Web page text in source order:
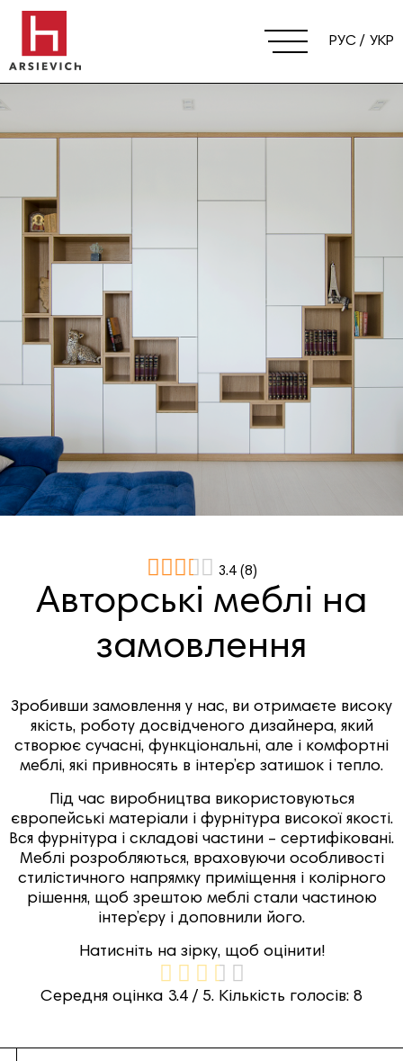
РУС УКР
3.4 (8)
Авторські меблі на
замовлення
Зробивши замовлення у нас, ви отримаєте високу
якість, роботу досвідченого дизайнера, який
створює сучасні, функціональні, але і комфортні
меблі, які привносять в інтер’єр затишок і тепло.
Під час виробництва використовуються
європейські матеріали і фурнітура високої якості.
Вся фурнітура і складові частини – сертифіковані.
Меблі розробляються, враховуючи особливості
стилістичного напрямку приміщення і колірного
рішення, щоб зрештою меблі стали частиною
інтер’єру і доповнили його.
Натисніть на зірку, щоб оцінити!
Середня оцінка 3.4 / 5. Кількість голосів: 8